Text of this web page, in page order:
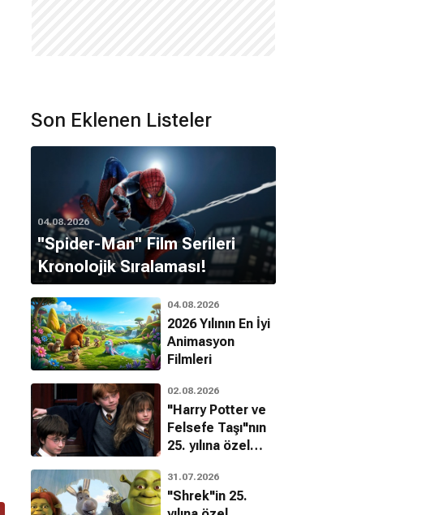
Son Eklenen Listeler
04.08.2026
''Spider-Man'' Film Serileri
Kronolojik Sıralaması!
04.08.2026
2026 Yılının En İyi
Animasyon
Filmleri
02.08.2026
"Harry Potter ve
Felsefe Taşı"nın
25. yılına özel
bilinmeyenleri!
31.07.2026
"Shrek"in 25.